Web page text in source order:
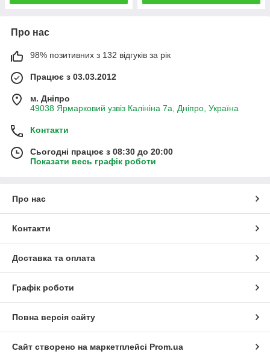
Про нас
98% позитивних з 132 відгуків за рік
Працює з 03.03.2012
м. Дніпро
49038 Ярмарковий узвіз Калініна 7а, Дніпро, Україна
Контакти
Сьогодні працює з 08:30 до 20:00
Показати весь графік роботи
Про нас
Контакти
Доставка та оплата
Графік роботи
Повна версія сайту
Сайт створено на маркетплейсі Prom.ua